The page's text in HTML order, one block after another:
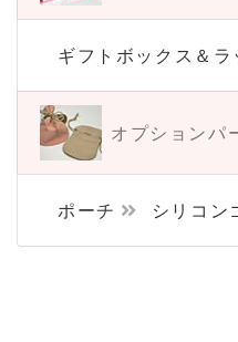
ギフトボックス＆ラ
オプションパ
ポーチ シリコン